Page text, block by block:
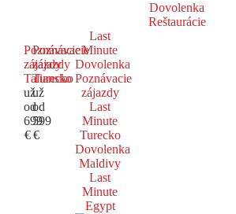
Dovolenka
Reštaurácie
Poznávacie
zájazdy
Taliansko
už
od
699
€
Poznávacie
zájazdy
Turecko
už
od
599
€
Last
Minute
Dovolenka
Poznávacie
zájazdy
Last
Minute
Turecko
Dovolenka
Maldivy
Last
Minute
Egypt